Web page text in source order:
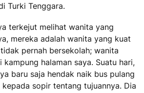
Turki Tenggara.
terkejut melihat wanita yang
mereka adalah wanita yang kuat
pernah bersekolah; wanita
halaman saya. Suatu hari,
baru saja hendak naik bus pulang
sopir tentang tujuannya. Dia